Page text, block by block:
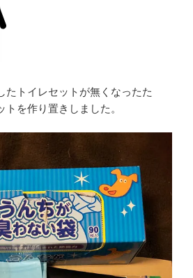
たトイレセットが無くなったた
を作り置きしました。